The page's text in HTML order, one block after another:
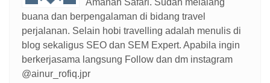
Amanah Safari. Sudah melalang
buana dan berpengalaman di bidang travel
perjalanan. Selain hobi travelling adalah menulis di
blog sekaligus SEO dan SEM Expert. Apabila ingin
berkerjasama langsung Follow dan dm instagram
@ainur_rofiq.jpr